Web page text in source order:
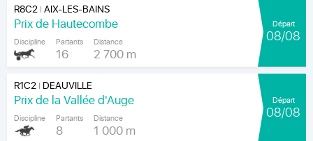
R8C2|AIX-LES-BAINS
Prix de Hautecombe
Discipline Partants
16
Distance
2 700 m
Départ
08/08
R1C2| DEAUVILLE
Prix de la Vallée d'Auge
Discipline Partants
8
Distance
1 000 m
Départ
08/08